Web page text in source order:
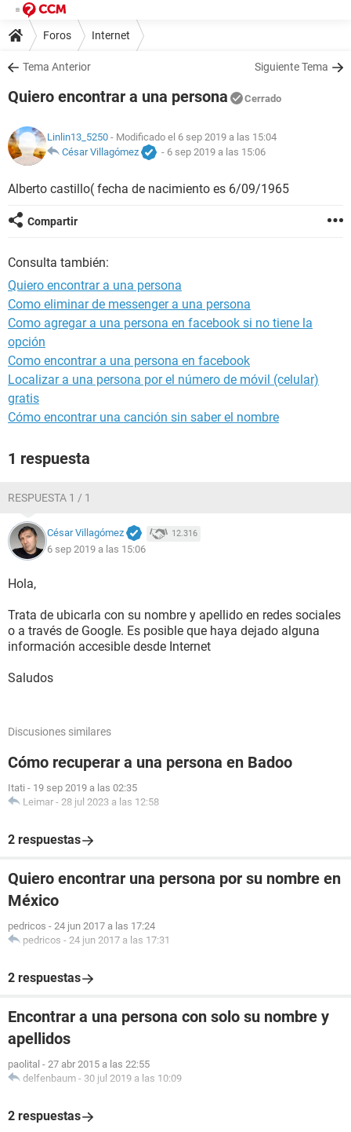
Foros Internet
Tema Anterior Siguiente Tema
Quiero encontrar a una persona Cerrado
Linlin13_5250 - Modificado el 6 sep 2019 a las 15:04
César Villagómez
- 6 sep 2019 a las 15:06
Alberto castillo( fecha de nacimiento es 6/09/1965
Compartir
Consulta también:
Quiero encontrar a una persona
Como eliminar de messenger a una persona
Como agregar a una persona en facebook si no tiene la
opción
Como encontrar a una persona en facebook
Localizar a una persona por el número de móvil (celular)
gratis
Cómo encontrar una canción sin saber el nombre
1 respuesta
RESPUESTA 1 / 1
César Villagómez 12.316
6 sep 2019 a las 15:06
Hola,
Trata de ubicarla con su nombre y apellido en redes sociales
o a través de Google. Es posible que haya dejado alguna
información accesible desde Internet
Saludos
Discusiones similares
Cómo recuperar a una persona en Badoo
Itati - 19 sep 2019 a las 02:35
Leimar - 28 jul 2023 a las 12:58
2 respuestas
Quiero encontrar una persona por su nombre en
México
pedricos - 24 jun 2017 a las 17:24
pedricos - 24 jun 2017 a las 17:31
2 respuestas
Encontrar a una persona con solo su nombre y
apellidos
paolital - 27 abr 2015 a las 22:55
delfenbaum - 30 jul 2019 a las 10:09
2 respuestas